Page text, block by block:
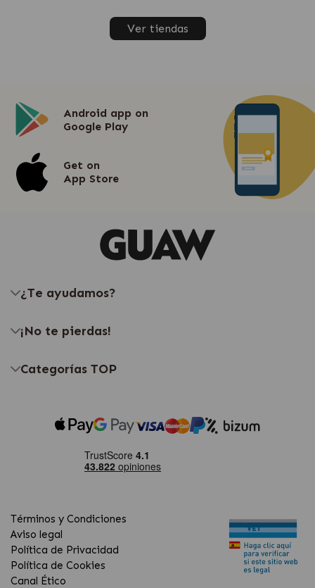
Ver tiendas
Android app on
Google Play
Get on
App Store
¿Te ayudamos?
¡No te pierdas!
Categorías TOP
Términos y Condiciones
Aviso legal
Política de Privacidad
Política de Cookies
Canal Ético